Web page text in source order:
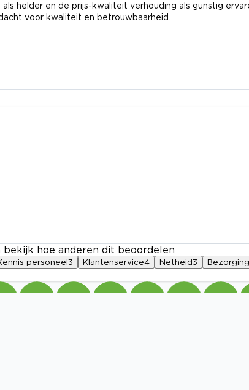
helder en de prijs-kwaliteit verhouding als gunstig
voor kwaliteit en betrouwbaarheid.
hoe anderen dit beoordelen
personeel 3 Klantenservice4 Netheid3
Bezorging